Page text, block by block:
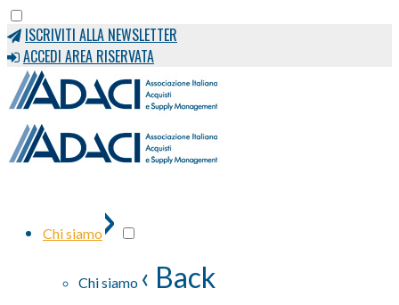
ISCRIVITI ALLA NEWSLETTER
ACCEDI AREA RISERVATA
Chi siamo ›
Chi siamo ‹ Back